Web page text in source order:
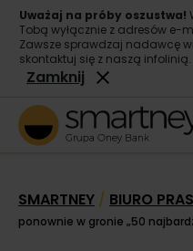
Uważaj na próby oszustwa!
Tobą wyłącznie z adresów e-
Zawsze sprawdzaj nadawcę
skontaktuj się z naszą infolinią.
Zamknij
Pożyczka
SMARTNEY / BIURO
ponownie w gronie „50